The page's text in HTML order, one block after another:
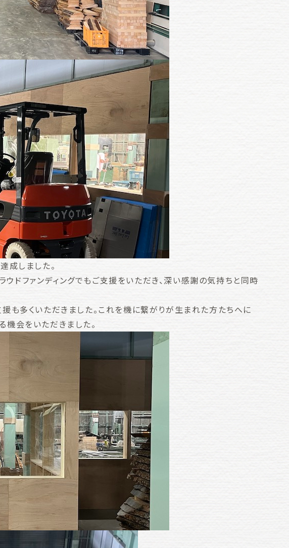
成しました。
ドファンディングでもご支援をいただき、深い感謝の気持ちと同時
援も多くいただきました。これを機に繋がりが生まれた方たちへに
機会をいただきました。